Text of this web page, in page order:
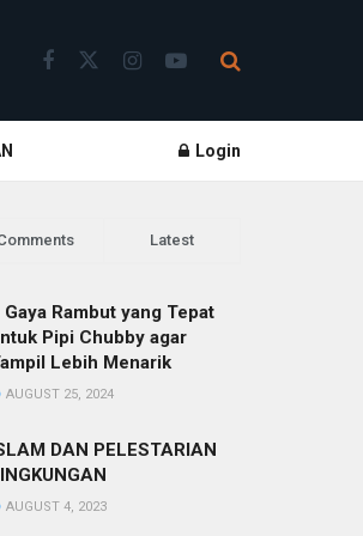
Login
Latest
Gaya Rambut yang Tepat
Pipi Chubby agar
Lebih Menarik
AUGUST 25, 2024
DAN PELESTARIAN
AUGUST 4, 2023